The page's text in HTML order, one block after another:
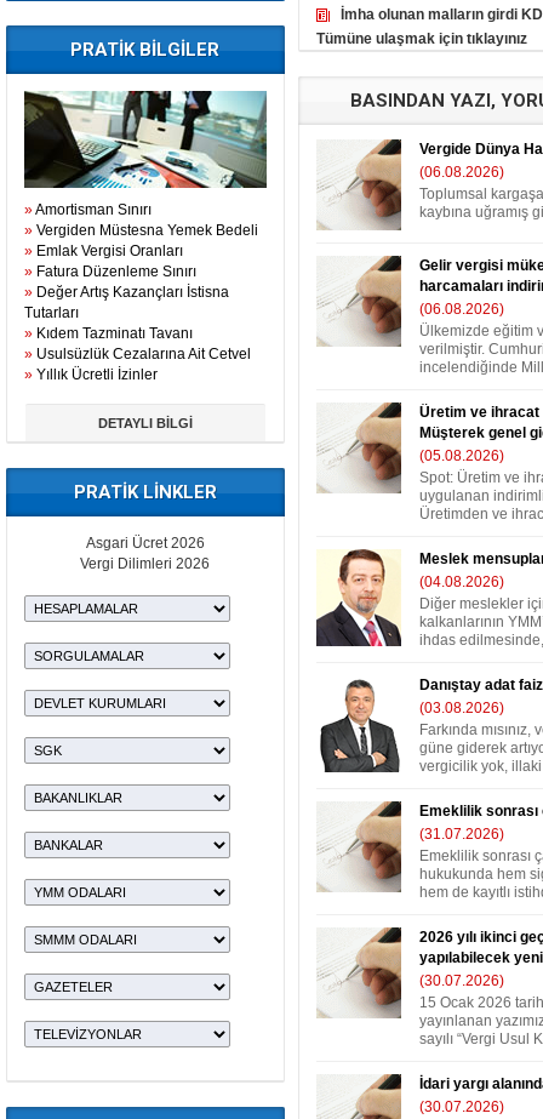
PRATİK BİLGİLER
»Amortisman Sınırı
» Vergiden Müstesna Yemek Bedeli
» Emlak Vergisi Oranları
» Fatura Düzenleme Sınırı
» Değer Artış Kazançları İstisna
Tutarları
» Kıdem Tazminatı Tavanı
» Usulsüzlük Cezalarına Ait Cetvel
» Yıllık Ücretli İzinler
DETAYLI BİLGİ
PRATİK LİNKLER
Asgari Ücret 2026
Vergi Dilimleri 2026
İmha olunan malların girdi
Tümüne ulaşmak için tıklayınız
BASINDAN YAZI,
Vergide Dünya
(06.08.2026)
Toplumsal
kaybına uğramış
Gelir vergisi
harcamaları
(06.08.2026)
Ülkemizde eğitim
verilmiştir.
incelendiğinde
Üretim ve ihracat
Müşterek genel
(05.08.2026)
Spot: Üretim ve
uygulanan
Üretimden ve
Meslek
(04.08.2026)
Diğer meslekler
kalkanlarının
ihdas
Danıştay adat
(03.08.2026)
Farkında
güne giderek
vergicilik yok,
Emeklilik
(31.07.2026)
Emeklilik sonrası
hukukunda hem
hem de kayıtlı
2026 yılı ikinci
yapılabilecek
(30.07.2026)
15 Ocak 2026
yayınlanan
sayılı “Vergi Usul
İdari yargı
(30.07.2026)